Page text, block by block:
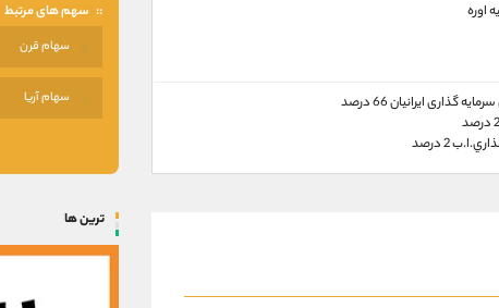
اوره
گذاری ايرانيان 66 درصد
سهم های مرتبط
سهام قرن
سهام آریا
ترین ها